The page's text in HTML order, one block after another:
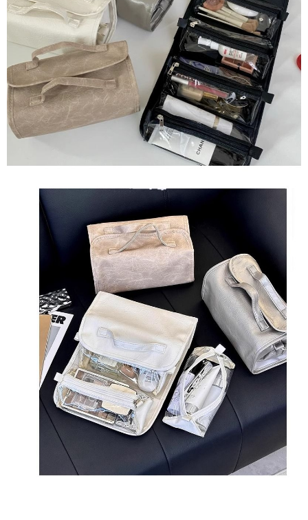
後付繳納相關費用。
※ 交易是否成功請以「AFTEE先享後付 」之結帳頁面顯示為準，若有關於
是否繳費成功／繳費後需取消欲退款等相關疑問，請聯繫「AFTEE先享後付
客戶支援中心」https://netprotections.freshdesk.com/support/home
【注意事項】
１．透過由恩沛科技股份有限公司提供之「AFTEE先享後付」服務完成之交
易，需依本服務之必要範圍內提供個人資料，並將交易相關給付款項請求債
權轉讓予恩沛科技股份有限公司。
２．關於個人資料處理事宜，請瀏覽以下網址：
https://aftee.tw/terms/#terms3
３．未成年的使用者請事先徵得法定代理人或監護人之同意方可使用
「AFTEE先享後付」，若未經同意申辦者引起之損失，本公司不負相關責
時審查核予不同之上限額度；若仍有額度不足之情形，本公司將視審查結果
請求用戶進行身份認證。
５．嚴禁一人註冊多個帳號或使用他人資訊註冊。若發現惡意使用之情形，
恩沛科技股份有限公司將有權停止該用戶之使用額度並採取法律行動。
付款後萊爾富取貨
每筆NT$80，滿NT$1,500(含以上)免運費
離島取貨加價40
每筆NT$80，滿NT$1,500(含以上)免運費
付款後7-11取貨
每筆NT$80，滿NT$1,500(含以上)免運費
海外宅配